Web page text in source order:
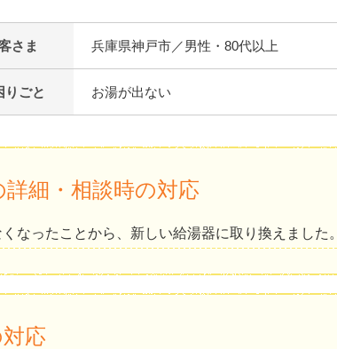
さま 兵庫県神戸市／男性・80代以上
りごと お湯が出ない
細・相談時の対応
なったことから、新しい給湯器に取り換えました。
応